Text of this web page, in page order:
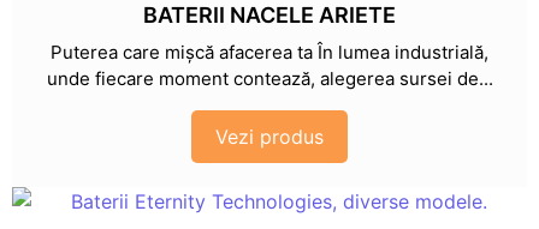
BATERII NACELE ARIETE
Puterea care mișcă afacerea ta În lumea industrială,
unde fiecare moment contează, alegerea sursei de...
Vezi produs